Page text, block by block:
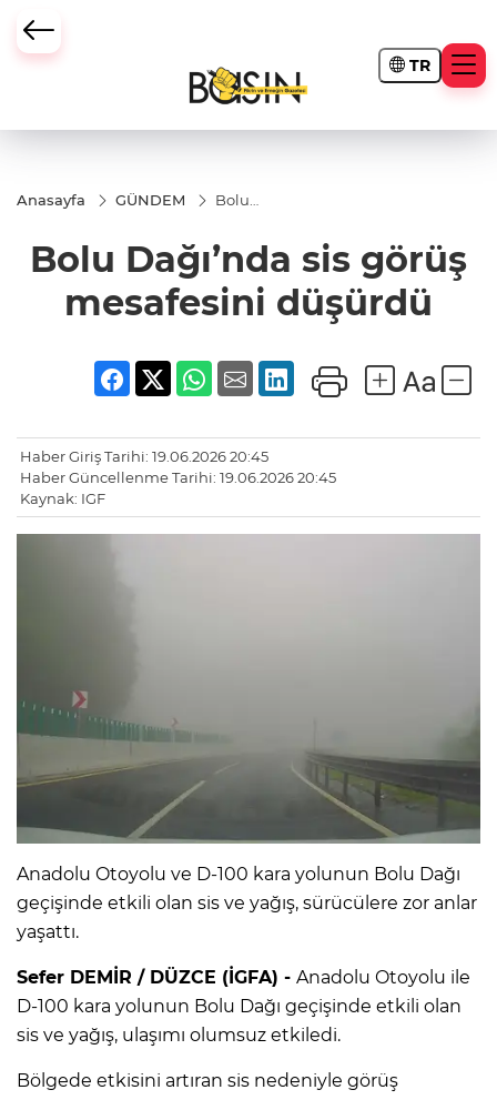
TR
Anasayfa GÜNDEM
Bolu
mesafesini
düşürdü
Bolu Dağı’nda sis görüş
mesafesini düşürdü
Haber Giriş Tarihi: 19.06.2026 20:45
Haber Güncellenme Tarihi: 19.06.2026 20:45
Kaynak: IGF
Anadolu Otoyolu ve D-100 kara yolunun Bolu Dağı
geçişinde etkili olan sis ve yağış, sürücülere zor anlar
yaşattı.
Sefer DEMİR / DÜZCE (İGFA) - Anadolu Otoyolu ile
D-100 kara yolunun Bolu Dağı geçişinde etkili olan
sis ve yağış, ulaşımı olumsuz etkiledi.
Bölgede etkisini artıran sis nedeniyle görüş